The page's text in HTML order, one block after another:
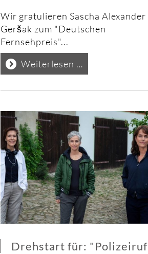
Wir gratulieren Sascha Alexander
Geršak zum "Deutschen
Fernsehpreis"...
Weiterlesen …
Fernsehpreis
für
Geršak
Drehstart für: "Polizeiruf